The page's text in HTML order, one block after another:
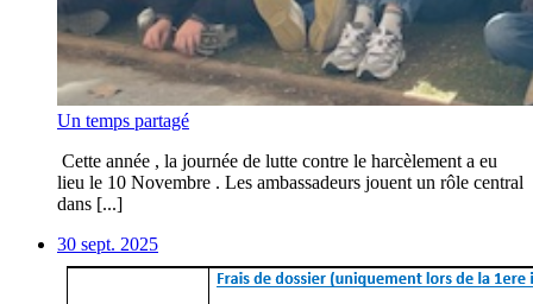
Un temps partagé
Cette année , la journée de lutte contre le harcèlement a eu
lieu le 10 Novembre . Les ambassadeurs jouent un rôle central
dans [...]
30 sept. 2025